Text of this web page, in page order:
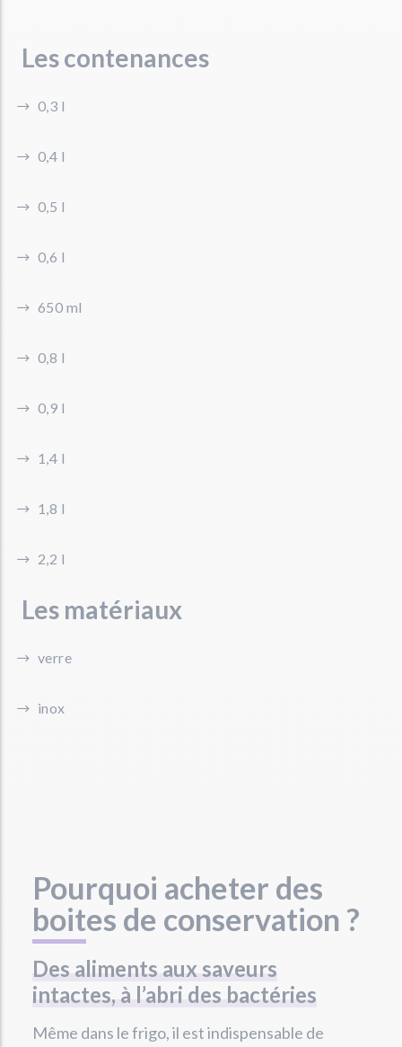
Les contenances
0,3 l
0,4 l
0,5 l
0,6 l
650 ml
0,8 l
0,9 l
1,4 l
1,8 l
2,2 l
Les matériaux
verre
inox
Pourquoi acheter des
boites de conservation ?
Des aliments aux saveurs
intactes, à l’abri des bactéries
Même dans le frigo, il est indispensable de